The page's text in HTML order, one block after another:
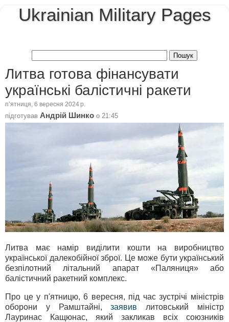
Ukrainian Military Pages
Литва готова фінансувати
українські балістичні ракети
пʼятниця, 6 вересня 2024 р.
підготував Андрій Шинко о 21:45
Литва має намір виділити кошти на виробництво
української далекобійної зброї. Це може бути український
безпілотний літальний апарат «Паляниця» або
балістичний ракетний комплекс.
Про це у п'ятницю, 6 вересня, під час зустрічі міністрів
оборони у Рамштайні,заявив литовський міністр
Лауринас Кащюнас, який закликав всіх союзників